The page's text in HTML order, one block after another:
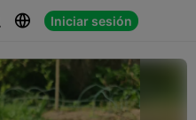
 Iniciar sesión
 